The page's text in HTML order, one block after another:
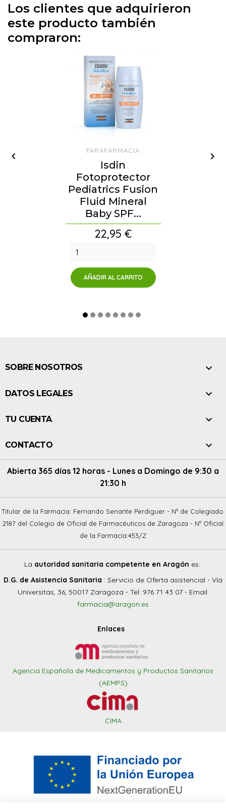
Los clientes que adquirieron
este producto también
compraron:
PARAFARMACIA
Isdin
Fotoprotector
Pediatrics Fusion
Fluid Mineral
Baby SPF...
Precio
22,95 €
AÑADIR AL CARRITO
 
SOBRE NOSOTROS 
DATOS LEGALES 
TU CUENTA 
CONTACTO 
Abierta 365 días 12 horas - Lunes a Domingo de 9:30 a
21:30 h
Titular de la Farmacia: Fernando Senante Perdiguer - Nº de Colegiado:
2187 del Colegio de Oficial de Farmacéuticos de Zaragoza - Nº Oficial
de la Farmacia:453/Z
La autoridad sanitaria competente en Aragón es:
D.G. de Asistencia Sanitaria : Servicio de Oferta asistencial - Vía
Universitas, 36, 50017 Zaragoza - Tel: 976 71 43 07 - Email:
farmacia@aragon.es
Enlaces
Agencia Española de Medicamentos y Productos Sanitarios
(AEMPS)
CIMA